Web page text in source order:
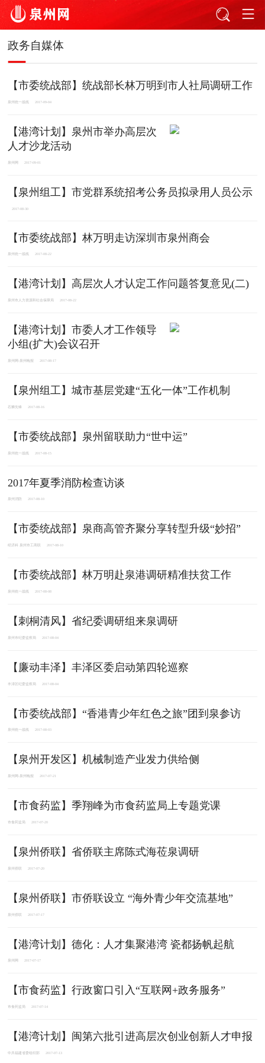
政务自媒体
【市委统战部】统战部长林万明到市人社局调研工作
泉州统一战线 2017-09-04
【港湾计划】泉州市举办高层次
人才沙龙活动
泉州网 2017-09-01
【泉州组工】市党群系统招考公务员拟录用人员公示
2017-08-30
【市委统战部】林万明走访深圳市泉州商会
泉州统一战线 2017-08-22
【港湾计划】高层次人才认定工作问题答复意见(二)
泉州市人力资源和社会保障局 2017-08-22
【港湾计划】市委人才工作领导
小组(扩大)会议召开
泉州网-泉州晚报 2017-08-17
【泉州组工】城市基层党建“五化一体”工作机制
石狮先锋 2017-08-16
【市委统战部】泉州留联助力“世中运”
泉州统一战线 2017-08-15
2017年夏季消防检查访谈
泉州消防 2017-08-10
【市委统战部】泉商高管齐聚分享转型升级“妙招”
经济科 泉州市工商联 2017-08-10
【市委统战部】林万明赴泉港调研精准扶贫工作
泉州统一战线 2017-08-08
【刺桐清风】省纪委调研组来泉调研
泉州市纪委监察局 2017-08-04
【廉动丰泽】丰泽区委启动第四轮巡察
丰泽区纪委监察局 2017-08-04
【市委统战部】“香港青少年红色之旅”团到泉参访
泉州统一战线 2017-08-03
【泉州开发区】机械制造产业发力供给侧
泉州网-泉州晚报 2017-07-21
【市食药监】季翔峰为市食药监局上专题党课
市食药监局 2017-07-20
【泉州侨联】省侨联主席陈式海莅泉调研
泉州侨联 2017-07-20
【泉州侨联】市侨联设立 “海外青少年交流基地”
泉州侨联 2017-07-17
【港湾计划】德化：人才集聚港湾 瓷都扬帆起航
泉州网 2017-07-17
【市食药监】行政窗口引入“互联网+政务服务”
市食药监局 2017-07-14
【港湾计划】闽第六批引进高层次创业创新人才申报
中共福建省委组织部 2017-07-13